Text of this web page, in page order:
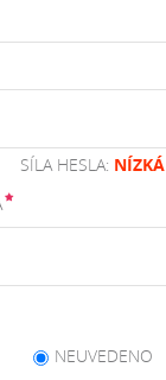
SÍLA HESLA: NÍZKÁ
NEUVEDENO